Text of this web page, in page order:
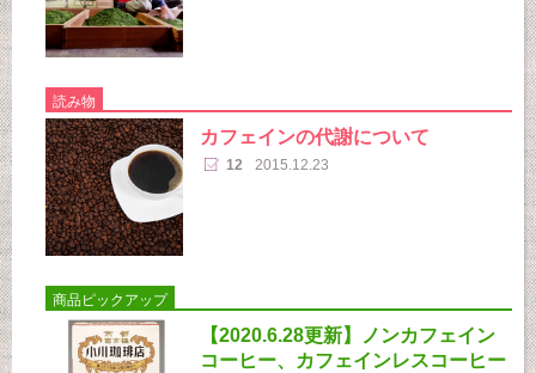
読み物
カフェインの代謝について
12 2015.12.23
商品ピックアップ
【2020.6.28更新】ノンカフェイン
コーヒー、カフェインレスコーヒー